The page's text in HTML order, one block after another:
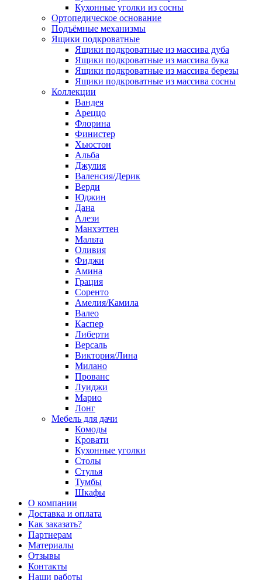
Кухонные уголки из сосны
Ортопедическое основание
Подъёмные механизмы
Ящики подкроватные
Ящики подкроватные из массива дуба
Ящики подкроватные из массива бука
Ящики подкроватные из массива березы
Ящики подкроватные из массива сосны
Коллекции
Вандея
Ареццо
Флорина
Финистер
Хьюстон
Альба
Джулия
Валенсия/Дерик
Верди
Юджин
Дана
Алези
Манхэттен
Мальта
Оливия
Фиджи
Амина
Грация
Соренто
Амелия/Камила
Валео
Каспер
Либерти
Версаль
Виктория/Лина
Милано
Прованс
Луиджи
Марио
Лонг
Мебель для дачи
Комоды
Кровати
Кухонные уголки
Столы
Стулья
Тумбы
Шкафы
О компании
Доставка и оплата
Как заказать?
Партнерам
Материалы
Отзывы
Контакты
Наши работы